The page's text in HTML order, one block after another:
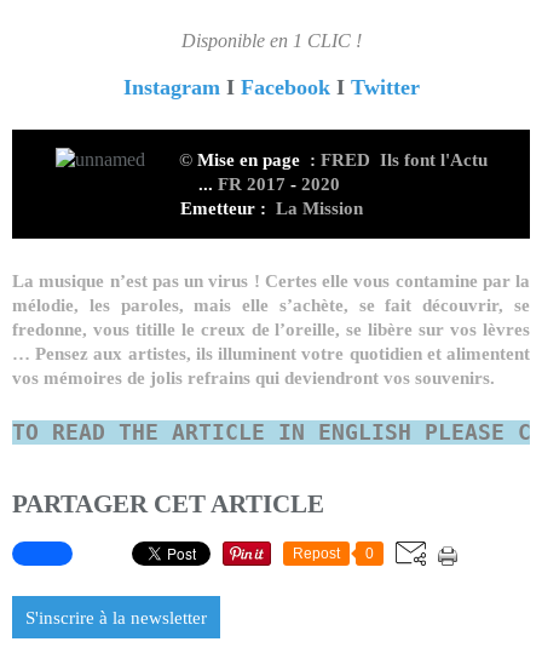
Disponible en 1 CLIC !
Instagram I FacebookI Twitter
© Mise en page : FRED Ils font l'Actu
... FR 2017 - 2020
Emetteur : La Mission
La musique n’est pas un virus ! Certes elle vous contamine par la
mélodie, les paroles, mais elle s’achète, se fait découvrir, se
fredonne, vous titille le creux de l’oreille, se libère sur vos lèvres
… Pensez aux artistes, ils illuminent votre quotidien et alimentent
vos mémoires de jolis refrains qui deviendront vos souvenirs.
TO READ THE ARTICLE IN ENGLISH PLEASE
PARTAGER CET ARTICLE
Repost 0
S'inscrire à la newsletter